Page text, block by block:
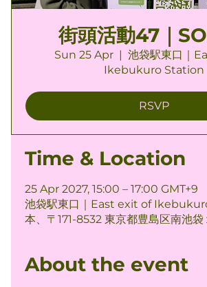
街頭活動47｜
Sun 25 Apr
  |
池袋駅東口｜
Ikebukuro Station
RSVP
Time & Location
25 Apr 2027, 15:00 – 17:00 GMT+9
池袋駅東口｜East exit of
本、〒171-8532 東京都豊島区南池袋
About the event